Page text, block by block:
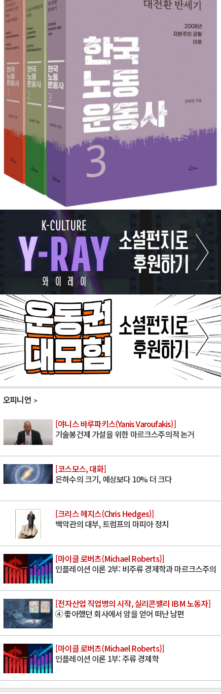
오피니언
[야니스 바루파키스(Yanis Varoufakis)]
기술봉건제 가설을 위한 마르크스주의적 논거
[코스모스, 대화]
은하수의 크기, 예상보다 10% 더 크다
[크리스 헤지스(Chris Hedges)]
백악관의 대부, 트럼프의 마피아 정치
[마이클 로버츠(Michael Roberts)]
인플레이션 이론 2부: 비주류 경제학과 마르크스주의
[전자산업 직업병의 시작, 실리콘밸리 IBM 노동자]
④ 좋아했던 회사에서 암을 얻어 떠난 남편
[마이클 로버츠(Michael Roberts)]
인플레이션 이론 1부: 주류 경제학